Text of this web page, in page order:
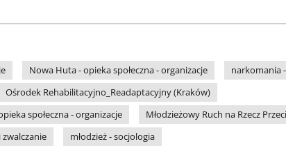
Nowa Huta - opieka społeczna - organizacje
narkomania
Ośrodek Rehabilitacyjno_Readaptacyjny (Kraków)
społeczna - organizacje
Młodzieżowy Ruch na Rzecz
młodzież - socjologia